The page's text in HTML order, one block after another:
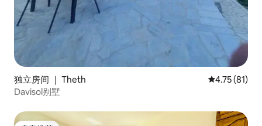
独立房间 ｜ Theth 平均评分
4.75 (81)
Davisol别墅